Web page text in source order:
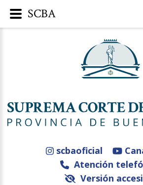
scbaoficial
Atención
Versión
SCBA